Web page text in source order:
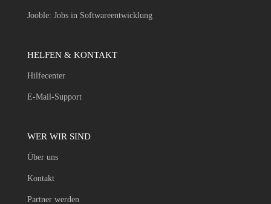
Jooble: Jobs in Softwareentwicklung
HELFEN & KONTAKT
Hilfecenter
E-Mail-Support
WER WIR SIND
Über uns
Kontakt
Partner werden